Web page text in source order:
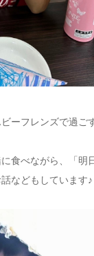
ーフレンズで過ご
食べながら、「明
などもしています♪